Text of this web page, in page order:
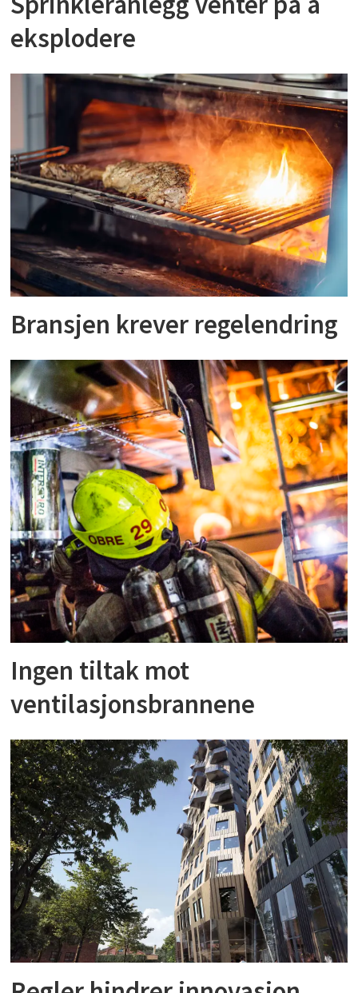
eksplodere
Bransjen krever regelendring
Ingen tiltak mot
ventilasjonsbrannene